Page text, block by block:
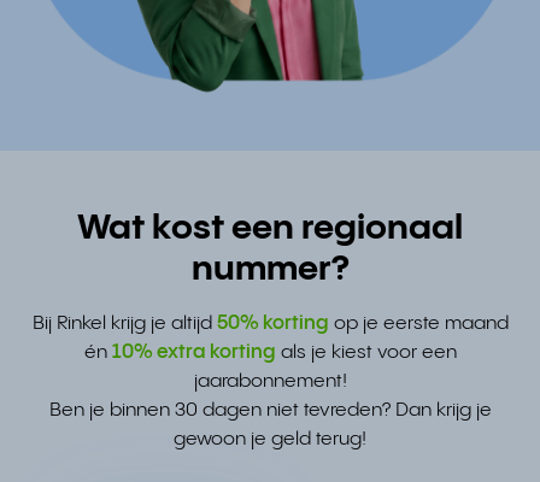
Wat kost een regionaal
nummer?
Bij Rinkel krijg je altijd 50% korting op je eerste maand
én 10% extra korting als je kiest voor een
jaarabonnement!
Ben je binnen 30 dagen niet tevreden? Dan krijg je
gewoon je geld terug!